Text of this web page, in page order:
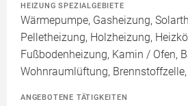
HEIZUNG SPEZIALGEBIETE
Wärmepumpe, Gasheizung,
Pelletheizung, Holzheizung,
Fußbodenheizung, Kamin / Ofen,
Wohnraumlüftung,
ANGEBOTENE TÄTIGKEITEN